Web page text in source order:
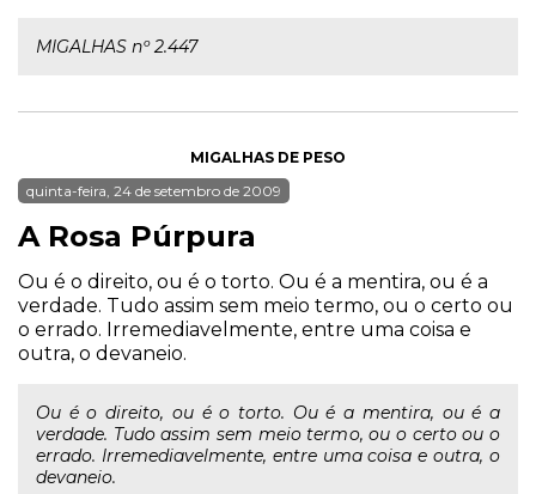
MIGALHAS nº 2.447
MIGALHAS DE PESO
quinta-feira, 24 de setembro de 2009
A Rosa Púrpura
Ou é o direito, ou é o torto. Ou é a mentira, ou é a
verdade. Tudo assim sem meio termo, ou o certo ou
o errado. Irremediavelmente, entre uma coisa e
outra, o devaneio.
Ou é o direito, ou é o torto. Ou é a mentira, ou é a
verdade. Tudo assim sem meio termo, ou o certo ou o
errado. Irremediavelmente, entre uma coisa e outra, o
devaneio.